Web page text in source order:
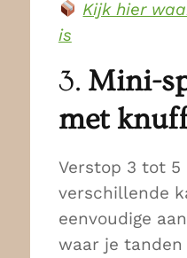
Kijk hier
is
3. Mini-
met
Verstop 3 tot
verschillende
eenvoudige
waar je tanden